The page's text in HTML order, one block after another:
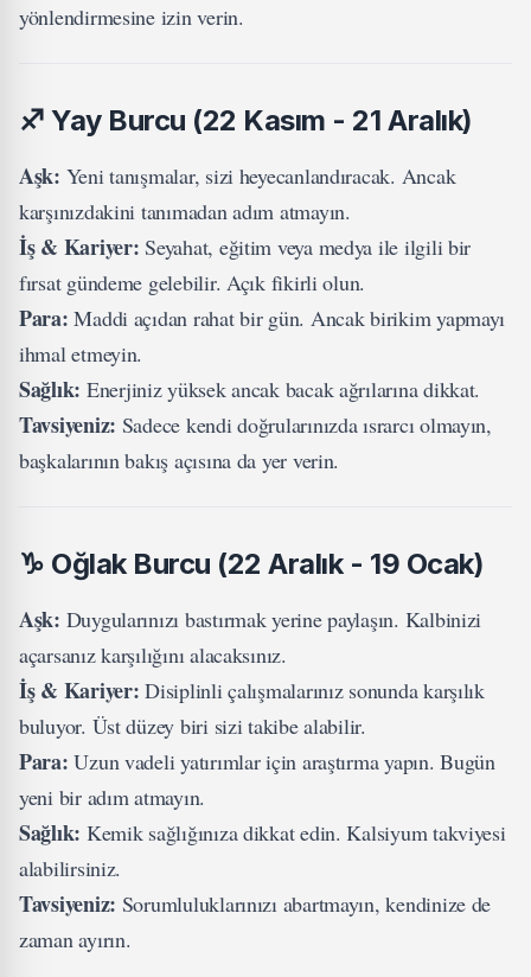
yönlendirmesine izin verin.
♐Yay Burcu (22 Kasım - 21 Aralık)
Aşk: Yeni tanışmalar, sizi heyecanlandıracak. Ancak
karşınızdakini tanımadan adım atmayın.
İş & Kariyer: Seyahat, eğitim veya medya ile ilgili bir
fırsat gündeme gelebilir. Açık fikirli olun.
Para: Maddi açıdan rahat bir gün. Ancak birikim yapmayı
ihmal etmeyin.
Sağlık: Enerjiniz yüksek ancak bacak ağrılarına dikkat.
Tavsiyeniz: Sadece kendi doğrularınızda ısrarcı olmayın,
başkalarının bakış açısına da yer verin.
♑ Oğlak Burcu (22 Aralık - 19 Ocak)
Aşk: Duygularınızı bastırmak yerine paylaşın. Kalbinizi
açarsanız karşılığını alacaksınız.
İş & Kariyer: Disiplinli çalışmalarınız sonunda karşılık
buluyor. Üst düzey biri sizi takibe alabilir.
Para: Uzun vadeli yatırımlar için araştırma yapın. Bugün
yeni bir adım atmayın.
Sağlık: Kemik sağlığınıza dikkat edin. Kalsiyum takviyesi
alabilirsiniz.
Tavsiyeniz: Sorumluluklarınızı abartmayın, kendinize de
zaman ayırın.